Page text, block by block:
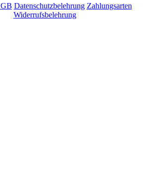
Datenschutzbelehrung Zahlungsarten
Widerrufsbelehrung